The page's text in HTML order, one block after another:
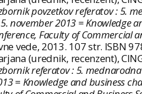
povzetkov referatov : 5.
november 2013 =
Faculty of Commercial
vede, 2013. 107 str. ISBN
(urednik, recenzent),
referatov : 5.
= Knowledge and business